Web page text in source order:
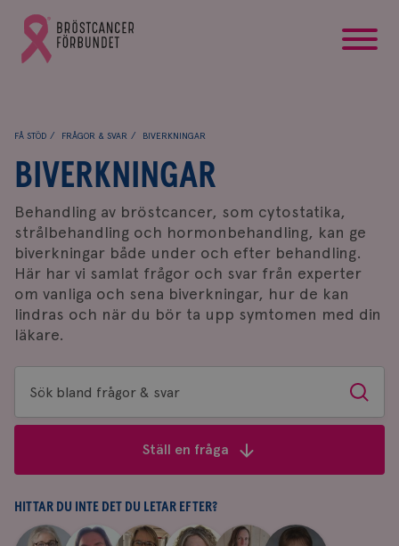
Gå
till
Bröstcancerförbundets
FÅ STÖD FRÅGOR & SVAR BIVERKNINGAR
BIVERKNINGAR
Behandling av bröstcancer, som cytostatika,
strålbehandling och hormonbehandling, kan ge
biverkningar både under och efter behandling.
Här har vi samlat frågor och svar från experter
om vanliga och sena biverkningar, hur de kan
lindras och när du bör ta upp symtomen med din
läkare.
Sök
bland
&
svar
Sök
Ställ en fråga
HITTAR DU INTE DET DU LETAR EFTER?
|
|
|
|